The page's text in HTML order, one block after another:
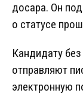
досара. Он
о статусе
Кандидату
отправляют
электронную